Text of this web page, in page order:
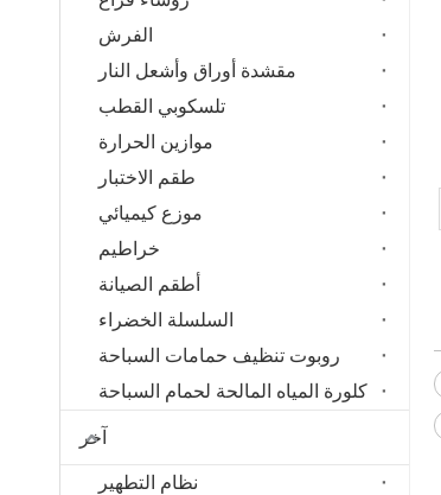
الفرش
مقشدة أوراق وأشعل النار
تلسكوبي القطب
موازين الحرارة
طقم الاختبار
موزع كيميائي
خراطيم
أطقم الصيانة
السلسلة الخضراء
روبوت تنظيف حمامات السباحة
كلورة المياه المالحة لحمام السباحة
آخر
نظام التطهير